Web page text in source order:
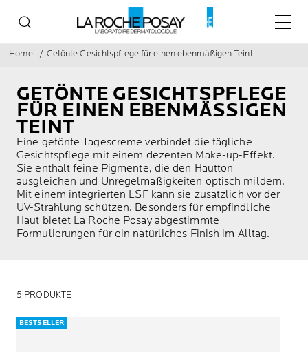
Home Getönte Gesichtspflege für einen ebenmäßigen Teint
GETÖNTE GESICHTSPFLEGE
FÜR EINEN EBENMÄSSIGEN T
EINT
Eine getönte Tagescreme verbindet die tägliche
Gesichtspflege mit einem dezenten Make-up-Effekt.
Sie enthält feine Pigmente, die den Hautton
ausgleichen und Unregelmäßigkeiten optisch mildern.
Mit einem integrierten LSF kann sie zusätzlich vor der
UV-Strahlung schützen. Besonders für empfindliche
Haut bietet La Roche Posay abgestimmte
Formulierungen für ein natürliches Finish im Alltag.
5 PRODUKTE
BESTSELLER